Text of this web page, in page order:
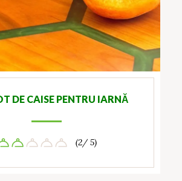
DE CAISE PENTRU IARNĂ
(2/ 5)